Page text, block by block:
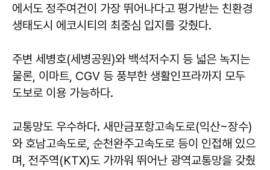
에서도 정주여건이 가장 뛰어나다고 평가받는 친환경
생태도시 에코시티의 최중심 입지를 갖췄다.
주변 세병호(세병공원)와 백석저수지 등 넓은 녹지는
물론, 이마트, CGV 등 풍부한 생활인프라까지 모두
도보로 이용 가능하다.
교통망도 우수하다. 새만금포항고속도로(익산~장수)
와 호남고속도로, 순천완주고속도로 등이 인접해 있으
며, 전주역(KTX)도 가까워 뛰어난 광역교통망을 갖췄